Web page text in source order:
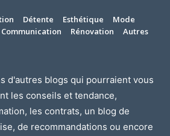
Détente Esthétique
Mode
Communication Rénovation Autres
d'autres blogs qui pourraient vous
les conseils et tendance,
, les contrats, un blog de
, de recommandations ou encore